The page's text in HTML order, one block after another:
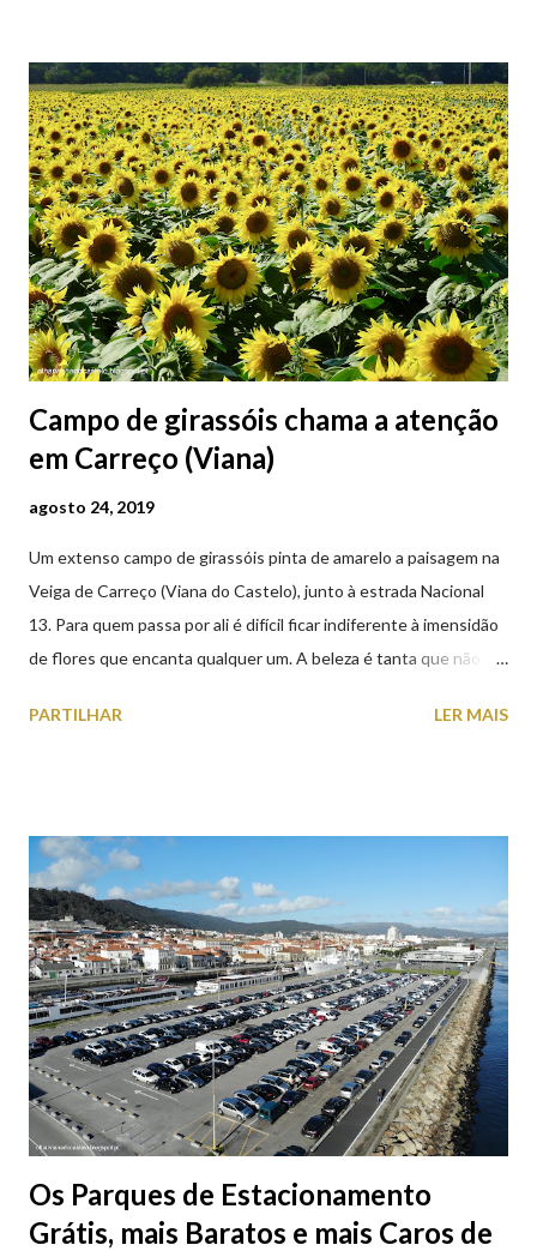
Campo de girassóis chama a atenção
em Carreço (Viana)
agosto 24, 2019
Um extenso campo de girassóis pinta de amarelo a paisagem na
Veiga de Carreço (Viana do Castelo), junto à estrada Nacional
13. Para quem passa por ali é difícil ficar indiferente à imensidão
de flores que encanta qualquer um. A beleza é tanta que não
aproveite a paisagem como cenário para tirar algumas
PARTILHAR LER MAIS
Os Parques de Estacionamento
Grátis, mais Baratos e mais Caros de